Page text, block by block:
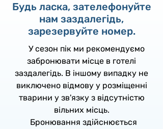
Будь ласка, зателефонуйте
нам заздалегідь,
зарезервуйте номер.
У сезон пік ми рекомендуємо
забронювати місце в готелі
заздалегідь. В іншому випадку не
виключено відмову у розміщенні
тварини у зв'язку з відсутністю
вільних місць.
Бронювання здійснюється